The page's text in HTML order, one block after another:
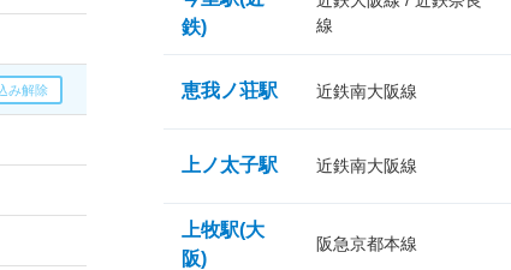
鉄)
線
恵我ノ荘駅 近鉄南大阪線
上ノ太子駅 近鉄南大阪線
上牧駅(大
阪)
阪急京都本線